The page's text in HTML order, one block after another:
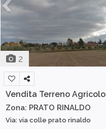
2
Vendita Terreno Agricolo
Zona: PRATO RINALDO
Via: via colle prato rinaldo